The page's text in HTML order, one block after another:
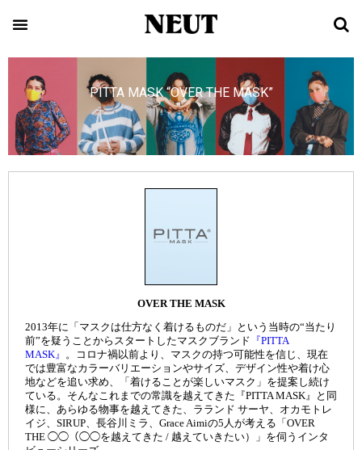
PITTA MASK “OVER THE MASK”
OVER THE MASK
2013年に「マスクは仕方なく着けるものだ」という当時の“当たり
前”を疑うことからスタートしたマスクブランド 『PITTA
MASK』 。コロナ禍以前より、マスクの持つ可能性を信じ、現在
では豊富なカラーバリエーションやサイズ、デザイン性や着け心
地などを追い求め、「着けることが楽しいマスク」を提案し続け
ている。そんなこれまでの常識を越えてきた『PITTA MASK』と同
様に、あらゆる物事を越えてきた、ラランド サーヤ、オカモトレ
イジ、SIRUP、長谷川ミラ、Grace Aimiの5人が考える「OVER
THE ◯◯（◯◯を越えてきた / 越えていきたい）」を伺うインタ